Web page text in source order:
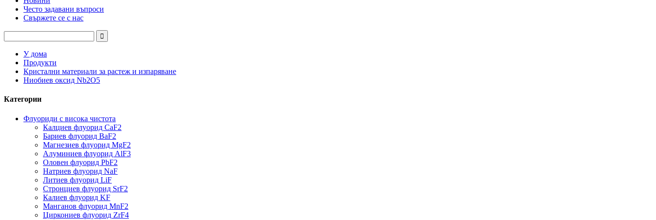
Често задавани въпроси
Свържете се с нас
У дома
Продукти
Кристални материали за растеж и изпаряване
Ниобиев оксид Nb2O5
Категории
Флуориди с висока чистота
Калциев флуорид CaF2
Бариев флуорид BaF2
Магнезиев флуорид MgF2
Алуминиев флуорид AlF3
Оловен флуорид PbF2
Натриев флуорид NaF
Литиев флуорид LiF
Стронциев флуорид SrF2
Калиев флуорид KF
Манганов флуорид MnF2
Циркониев флуорид ZrF4